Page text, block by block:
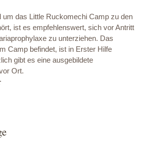
um das Little Ruckomechi Camp zu den
ist es empfehlenswert, sich vor Antritt
zu unterziehen. Das
Camp befindet, ist in Erster Hilfe
gibt es eine ausgebildete
Ort.